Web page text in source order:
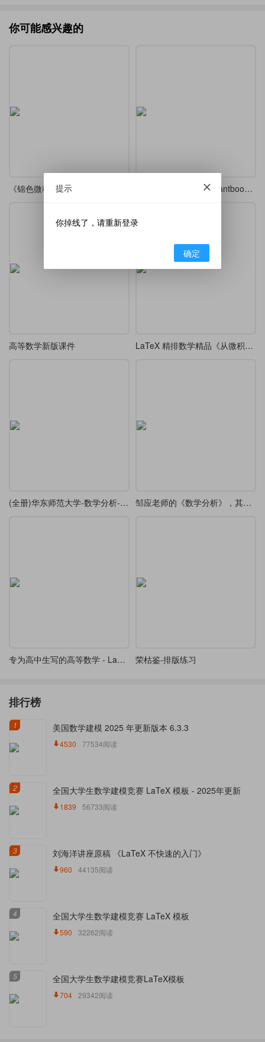
你可能感兴趣的
高等数学中的反例Elegantbook重排
高等数学新版课件 LaTeX 精排数学精品《从微积分到上同调平装》（From Calculus to Cohomology）-四字体可选
(全册)华东师范大学-数学分析-elegant模板 邹应老师的《数学分析》，其上册重排本已上线。
专为高中生写的高等数学 - LaTeX 精排制作 荣枯鉴-排版练习
排行榜
1 美国数学建模 2025 年更新版本 6.3.3
4530 77534阅读
2 全国大学生数学建模竞赛 LaTeX 模板 - 2025年更新
1839 56733阅读
3 刘海洋讲座原稿 《LaTeX 不快速的入门》
960 44135阅读
4 全国大学生数学建模竞赛 LaTeX 模板
590 32262阅读
5 全国大学生数学建模竞赛LaTeX模板
704 29342阅读
提示
你掉线了，请重新登录
确定